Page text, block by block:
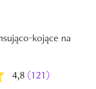
kojące na
4,8 (121)